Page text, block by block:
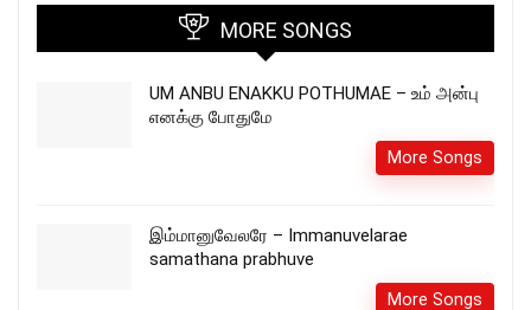
MORE SONGS
UM ANBU ENAKKU POTHUMAE – உம் அன்பு
எனக்கு போதுமே
More Songs
இம்மானுவேலரே – Immanuvelarae
samathana prabhuve
More Songs